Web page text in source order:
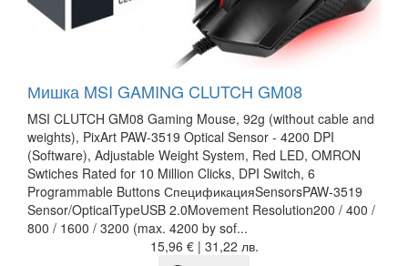
Мишка MSI GAMING CLUTCH GM08
MSI CLUTCH GM08 Gaming Mouse, 92g (without cable and
weights), PixArt PAW-3519 Optical Sensor - 4200 DPI
(Software), Adjustable Weight System, Red LED, OMRON
Swtiches Rated for 10 Million Clicks, DPI Switch, 6
Programmable Buttons СпецификацияSensorsPAW-3519
Sensor/OpticalTypeUSB 2.0Movement Resolution200 / 400 /
800 / 1600 / 3200 (max. 4200 by sof...
15,96 € | 31,22 лв.